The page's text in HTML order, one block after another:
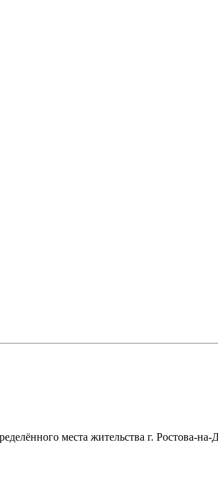
места жительства г. Ростова-на-